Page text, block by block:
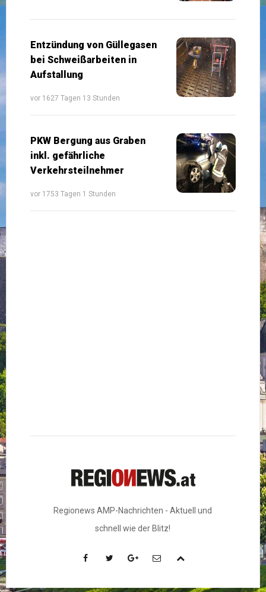
Entzündung von Güllegasen
bei Schweißarbeiten in
Aufstallung
vor 1627 Tagen 13 Stunden
PKW Bergung aus Graben
inkl. gefährliche
Verkehrsteilnehmer
vor 1753 Tagen 1 Stunden
Regionews AMP-Nachrichten - Aktuell und
schnell wie der Blitz!